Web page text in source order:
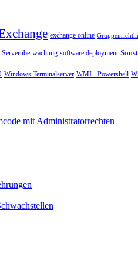
exchange online
Serverüberwachung software deployment
Windows Terminalserver WMI - Powershell
mit Administratorrechten